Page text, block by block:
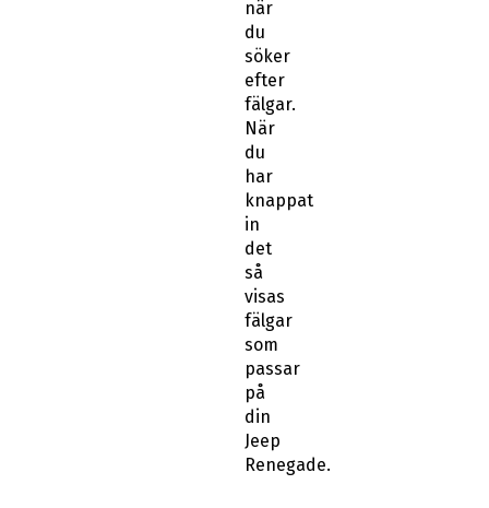
när
du
söker
efter
fälgar.
När
du
har
knappat
in
det
så
visas
fälgar
som
passar
på
din
Jeep
Renegade.